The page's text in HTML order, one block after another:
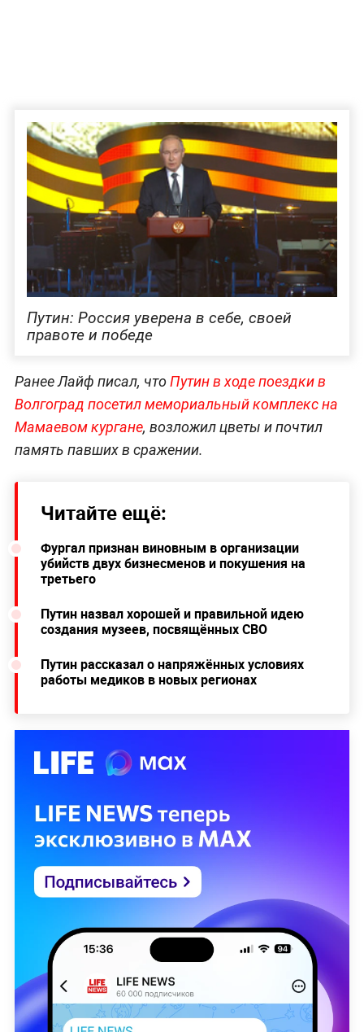
Путин: Россия уверена в себе, своей
правоте и победе
Ранее Лайф писал, чтоПутин в ходе поездки в
Волгоград посетил мемориальный комплекс на
Мамаевом кургане, возложил цветы и почтил
память павших в сражении.
Читайте ещё:
Фургал признан виновным в организации
убийств двух бизнесменов и покушения на
третьего
Путин назвал хорошей и правильной идею
создания музеев, посвящённых СВО
Путин рассказал о напряжённых условиях
работы медиков в новых регионах